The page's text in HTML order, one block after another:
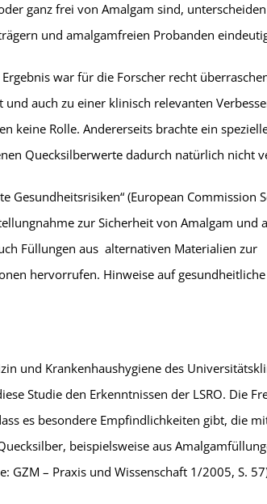
ganz frei von Amalgam sind,
und amalgamfreien Probanden
war für die Forscher recht
auch zu einer klinisch relevanten
keine Rolle. Andererseits brachte ein
Quecksilberwerte dadurch natürlich nicht
Gesundheitsrisiken“ (European Commission
zur Sicherheit von Amalgam und
Füllungen aus alternativen Materialien zur
hervorrufen. Hinweise auf
und Krankenhaushygiene des
Studie den Erkenntnissen der LSRO. Die
es besondere Empfindlichkeiten gibt, die
beispielsweise aus
GZM – Praxis und Wissenschaft 1/2005, S.